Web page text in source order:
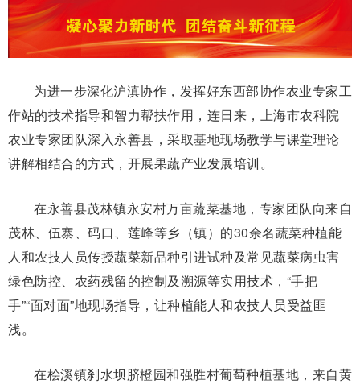
为进一步深化沪滇协作，发挥好东西部协作农业专家工
作站的技术指导和智力帮扶作用，连日来，上海市农科院
农业专家团队深入永善县，采取基地现场教学与课堂理论
讲解相结合的方式，开展果蔬产业发展培训。
在永善县茂林镇永安村万亩蔬菜基地，专家团队向来自
茂林、伍寨、码口、莲峰等乡（镇）的30余名蔬菜种植能
人和农技人员传授蔬菜新品种引进试种及常见蔬菜病虫害
绿色防控、农药残留的控制及溯源等实用技术，“手把
手”“面对面”地现场指导，让种植能人和农技人员受益匪
浅。
在桧溪镇刹水坝脐橙园和强胜村葡萄种植基地，来自黄